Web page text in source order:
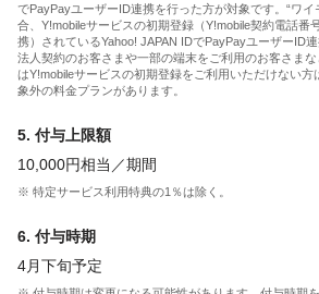
でPayPayユーザーID連携を行った方が対象です。“ワイ
合、Y!mobileサービスの初期登録（Y!mobile契約電話番
携）されているYahoo! JAPAN IDでPayPayユーザーID
法人契約のお客さまや一部の端末をご利用のお客さま
はY!mobileサービスの初期登録をご利用いただけない
象外の料金プランがあります。
5. 付与上限額
10,000円相当／期間
※ 特定サービス利用特典の1％は除く。
6. 付与時期
4月下旬予定